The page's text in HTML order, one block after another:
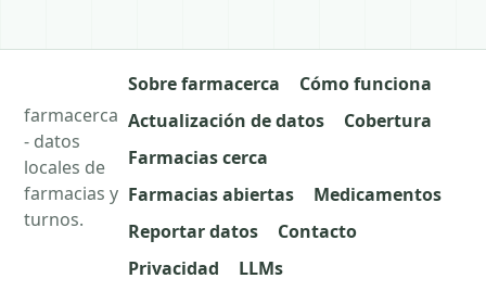
farmacerca
- datos
locales de
farmacias y
turnos.
Sobre farmacerca
Cómo funciona
Actualización de datos
Cobertura
Farmacias cerca
Farmacias abiertas
Medicamentos
Reportar datos
Contacto
Privacidad
LLMs